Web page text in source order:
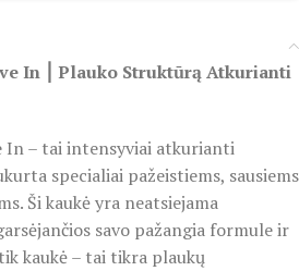
In ⎮ Plauko Struktūrą Atkurianti
In – tai intensyviai atkurianti
specialiai pažeistiems, sausiems
Ši kaukė yra neatsiejama
savo pažangia formule ir
kaukė – tai tikra plaukų